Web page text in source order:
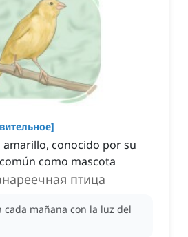
]
conocido por su
como mascota
птица
cada mañana con la luz del